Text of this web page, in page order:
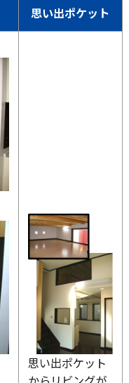
思い出ポケット
思い出ポケット